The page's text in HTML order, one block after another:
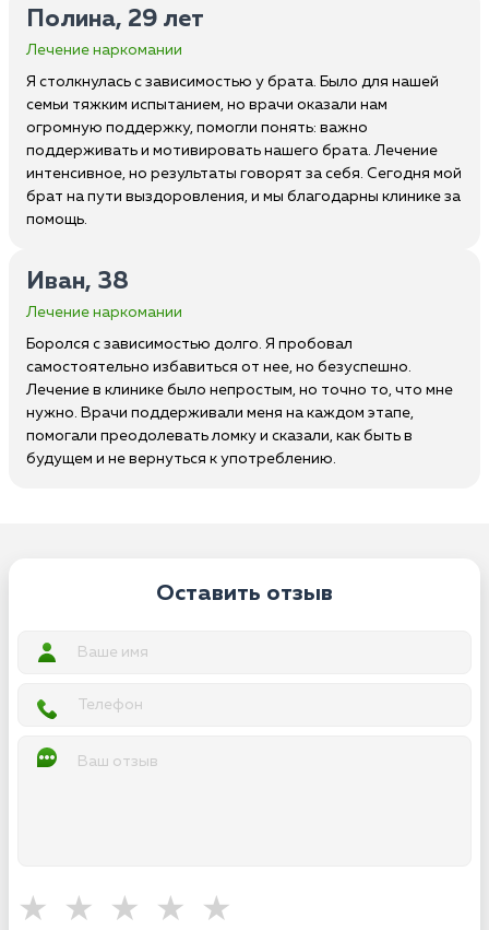
Полина, 29 лет
Лечение наркомании
Я столкнулась с зависимостью у брата. Было для нашей
семьи тяжким испытанием, но врачи оказали нам
огромную поддержку, помогли понять: важно
поддерживать и мотивировать нашего брата. Лечение
интенсивное, но результаты говорят за себя. Сегодня мой
брат на пути выздоровления, и мы благодарны клинике за
помощь.
Иван, 38
Лечение наркомании
Боролся с зависимостью долго. Я пробовал
самостоятельно избавиться от нее, но безуспешно.
Лечение в клинике было непростым, но точно то, что мне
нужно. Врачи поддерживали меня на каждом этапе,
помогали преодолевать ломку и сказали, как быть в
будущем и не вернуться к употреблению.
Оставить отзыв